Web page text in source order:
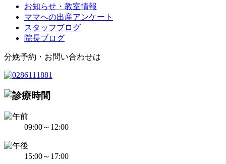
お知らせ・教室情報
ママへの出産アンケート
スタッフブログ
院長ブログ
分娩予約・お問い合わせは
09:00～12:00
15:00～17:00